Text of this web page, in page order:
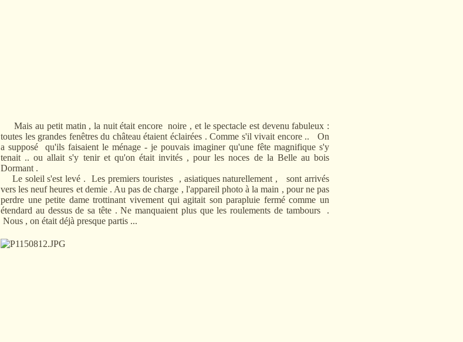
Mais au petit matin , la nuit était encore noire , et le spectacle est devenu fabuleux :
toutes les grandes fenêtres du château étaient éclairées . Comme s'il vivait encore .. On
a supposé qu'ils faisaient le ménage - je pouvais imaginer qu'une fête magnifique s'y
tenait .. ou allait s'y tenir et qu'on était invités , pour les noces de la Belle au bois
Dormant .
Le soleil s'est levé . Les premiers touristes , asiatiques naturellement , sont arrivés
vers les neuf heures et demie . Au pas de charge , l'appareil photo à la main , pour ne pas
perdre une petite dame trottinant vivement qui agitait son parapluie fermé comme un
étendard au dessus de sa tête . Ne manquaient plus que les roulements de tambours .
Nous , on était déjà presque partis ...